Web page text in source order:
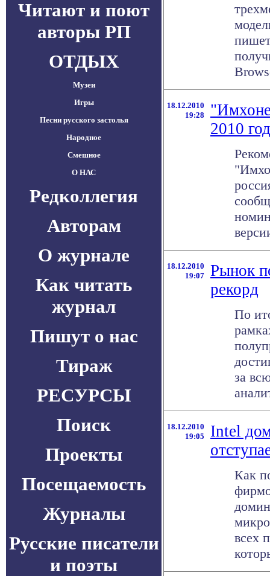
Читают и поют
авторы РП
ОТДЫХ
Музеи
Игры
Песни русского застолья
Народное
Смешное
О НАС
Редколлегия
Авторам
О журнале
Как читать
журнал
Пишут о нас
Тираж
РЕСУРСЫ
Поиск
Проекты
Посещаемость
Журналы
Русские писатели
и поэты
18.12.2010
19:28
2010
18.12.2010
19:07
Рынок
рекорд
По
за
18.12.2010
19:05
Intel
Как
всех